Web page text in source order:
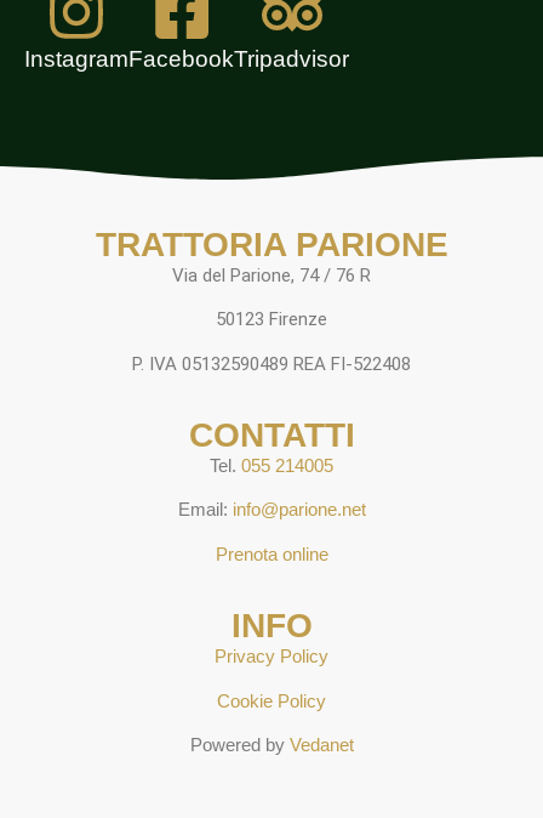
InstagramFacebookTripadvisor
TRATTORIA PARIONE
Via del Parione, 74 / 76 R
50123 Firenze
P. IVA 05132590489 REA FI-522408
CONTATTI
Tel. 055 214005
Email: info@parione.net
Prenota online
INFO
Privacy Policy
Cookie Policy
Powered by Vedanet